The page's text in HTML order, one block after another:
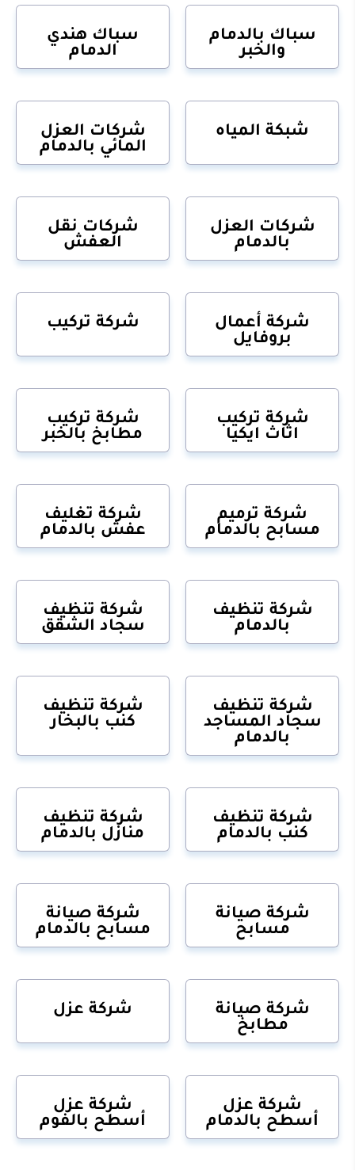
سباك بالدمام
والخبر
سباك هندي
الدمام
شبكة المياه
شركات العزل
المائي بالدمام
شركات العزل
بالدمام
شركات نقل
العفش
شركة أعمال
بروفايل
شركة تركيب
شركة تركيب
اثاث ايكيا
شركة تركيب
مطابخ بالخبر
شركة ترميم
مسابح بالدمام
شركة تغليف
عفش بالدمام
شركة تنظيف
بالدمام
شركة تنظيف
سجاد الشقق
شركة تنظيف
سجاد المساجد
بالدمام
شركة تنظيف
كنب بالبخار
شركة تنظيف
كنب بالدمام
شركة تنظيف
منازل بالدمام
شركة صيانة
مسابح
شركة صيانة
مسابح بالدمام
شركة صيانة
مطابخ
شركة عزل
شركة عزل
أسطح بالدمام
شركة عزل
أسطح بالفوم